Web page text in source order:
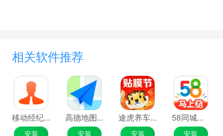
相关软件推荐
移动经纪人应用电脑版
安装
高德地图应用电脑版
安装
途虎养车应用电脑版
安装
58同城应用电脑版
安装